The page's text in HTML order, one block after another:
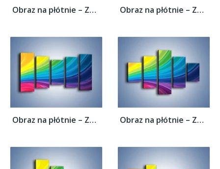
Obraz na płótnie – Zachowane kolory tęczy... Obraz na płótnie – Zachowane kolory tęczy...
Obraz na płótnie – Zachowane kolory tęczy... Obraz na płótnie – Zachowane kolory tęczy...